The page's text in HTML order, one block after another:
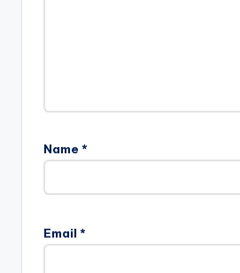
Name *
Email *